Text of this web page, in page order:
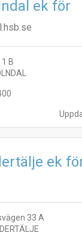
ek för
B
ek
33 A